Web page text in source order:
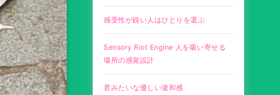
感受性が鋭い人はひとりを選ぶ
Sensory Riot Engine 人を吸い寄せる
場所の感覚設計
君みたいな優しい違和感